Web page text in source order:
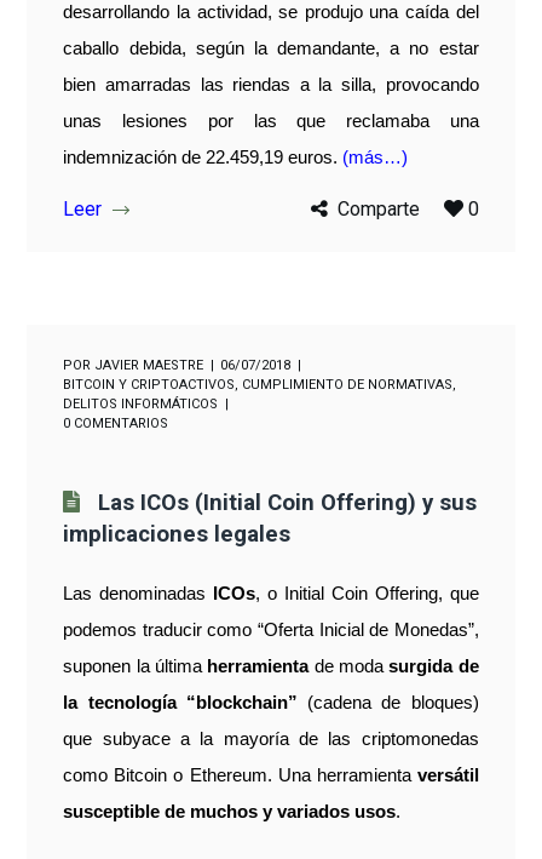
desarrollando la actividad, se produjo una caída del
caballo debida, según la demandante, a no estar
bien amarradas las riendas a la silla, provocando
unas lesiones por las que reclamaba una
indemnización de 22.459,19 euros. (más…)
Leer Comparte 0
POR JAVIER MAESTRE
06/07/2018
BITCOIN Y CRIPTOACTIVOS, CUMPLIMIENTO DE NORMATIVAS,
DELITOS INFORMÁTICOS
0 COMENTARIOS
Las ICOs (Initial Coin Offering) y sus
implicaciones legales
Las denominadas ICOs, o Initial Coin Offering, que
podemos traducir como “Oferta Inicial de Monedas”,
suponen la última herramientade modasurgida de
la tecnología “blockchain” (cadena de bloques)
que subyace a la mayoría de las criptomonedas
como Bitcoin o Ethereum. Una herramienta versátil
susceptible de muchos y variados usos.